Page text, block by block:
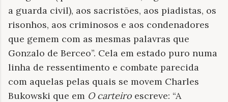
a guarda civil), aos sacristões, aos piadistas, os
risonhos, aos criminosos e aos condenadores
que gemem com as mesmas palavras que
Gonzalo de Berceo”. Cela em estado puro numa
linha de ressentimento e combate parecida
com aquelas pelas quais se movem Charles
Bukowski que em O carteiro escreve: “A